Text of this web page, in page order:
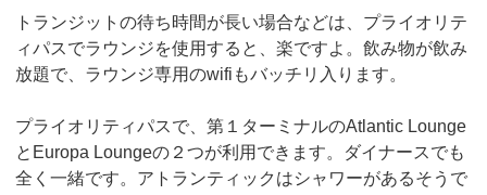
トランジットの待ち時間が長い場合などは、プライオリテ
ィパスでラウンジを使用すると、楽ですよ。飲み物が飲み
放題で、ラウンジ専用のwifiもバッチリ入ります。
プライオリティパスで、第１ターミナルのAtlantic Lounge
とEuropa Loungeの２つが利用できます。ダイナースでも
全く一緒です。アトランティックはシャワーがあるそうで